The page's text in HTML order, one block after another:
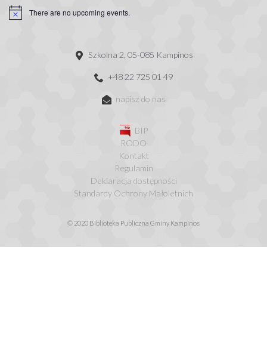
There are no upcoming events.
Szkolna 2, 05-085 Kampinos
+48 22 725 01 49
napisz do nas
BIP
RODO
Kontakt
Regulamin
Deklaracja dostępności
Standardy Ochrony Małoletnich
© 2020 Biblioteka Publiczna Gminy Kampinos